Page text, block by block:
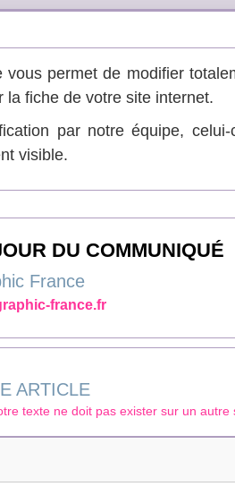
vous permet de modifier
la fiche de votre site internet.
par notre équipe,
visible.
DU COMMUNIQUÉ
France
france.fr
ARTICLE
texte ne doit pas exister sur un autre